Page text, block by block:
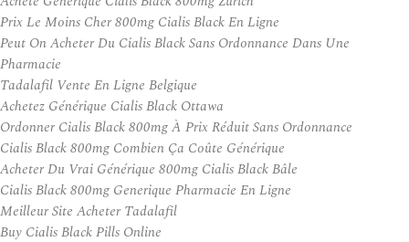
Prix Le Moins Cher 800mg Cialis Black En Ligne
Peut On Acheter Du Cialis Black Sans Ordonnance Dans Une
Pharmacie
Tadalafil Vente En Ligne Belgique
Achetez Générique Cialis Black Ottawa
Ordonner Cialis Black 800mg À Prix Réduit Sans Ordonnance
Cialis Black 800mg Combien Ça Coûte Générique
Acheter Du Vrai Générique 800mg Cialis Black Bâle
Cialis Black 800mg Generique Pharmacie En Ligne
Meilleur Site Acheter Tadalafil
Buy Cialis Black Pills Online